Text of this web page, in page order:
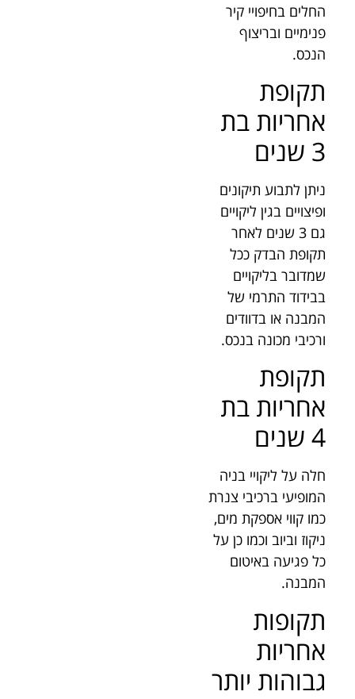
החלים בחיפויי קיר
פנימיים ובריצוף
הנכס.
תקופת
אחריות בת
3 שנים
ניתן לתבוע תיקונים
ופיצויים בגין ליקויים
גם 3 שנים לאחר
תקופת הבדק ככל
שמדובר בליקויים
בבידוד התרמי של
המבנה או בדוודים
ורכיבי מכונה בנכס.
תקופת
אחריות בת
4 שנים
חלה על ליקויי בניה
המופיעי ברכיבי צנרת
כמו קווי אספקת מים,
ניקוז וביוב וכמו כן על
כל פגיעה באיטום
המבנה.
תקופות
אחריות
גבוהות יותר